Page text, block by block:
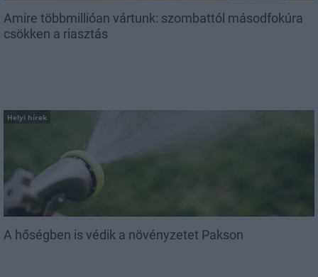
Amire többmillióan vártunk: szombattól másodfokúra
csökken a riasztás
Helyi hírek
A hőségben is védik a növényzetet Pakson